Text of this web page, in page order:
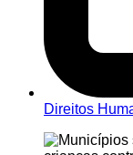
Direitos